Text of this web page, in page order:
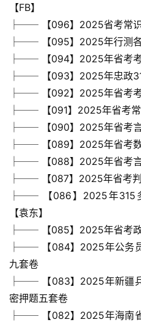
【FB】
├── 【096】2025省考常识
├── 【095】2025年行测
├── 【094】2025年省考
├── 【093】2025年忠政
├── 【092】2025年省考考
├── 【091】2025年省考常
├── 【090】2025年省考
├── 【089】2025年省考
├── 【088】2025年省考
├── 【087】2025年省考
├── 【086】2025年315
【袁东】
├── 【085】2025年省考政
├── 【084】2025年公务
九套卷
├── 【083】2025年新疆
密押题五套卷
├── 【082】2025年海南